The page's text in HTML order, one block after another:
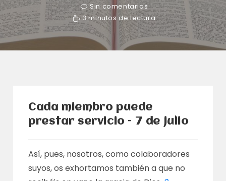
Sin comentarios
3 minutos de lectura
Cada miembro puede
prestar servicio – 7 de julio
Así, pues, nosotros, como colaboradores
suyos, os exhortamos también a que no